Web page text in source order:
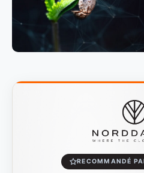
RECOMMANDÉ